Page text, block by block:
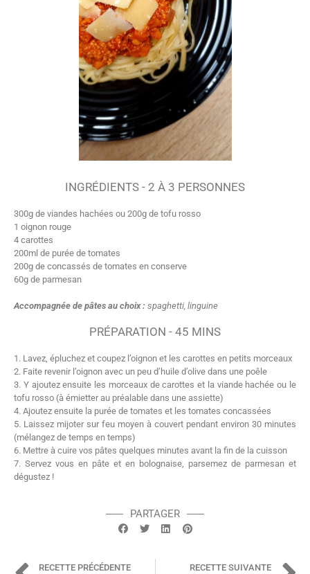
INGRÉDIENTS - 2 À 3 PERSONNES
300g de viandes hachées ou 200g de tofu rosso
1 oignon rouge
4 carottes
200ml de purée de tomates
200g de concassés de tomates en conserve
60g de parmesan
Accompagnée de pâtes au choix : spaghetti, linguine
PRÉPARATION - 45 MINS
1. Lavez, épluchez et coupez l’oignon et les carottes en petits morceaux
2. Faite revenir l’oignon avec un peu d’huile d’olive dans une poêle
3. Y ajoutez ensuite les morceaux de carottes et la viande hachée ou le
tofu rosso (à émietter au préalable dans une assiette)
4. Ajoutez ensuite la purée de tomates et les tomates concassées
5. Laissez mijoter sur feu moyen à couvert pendant environ 30 minutes
(mélangez de temps en temps)
6. Mettre à cuire vos pâtes quelques minutes avant la fin de la cuisson
7. Servez vous en pâte et en bolognaise, parsemez de parmesan et
dégustez !
PARTAGER
RECETTE PRÉCÉDENTE
RECETTE SUIVANTE